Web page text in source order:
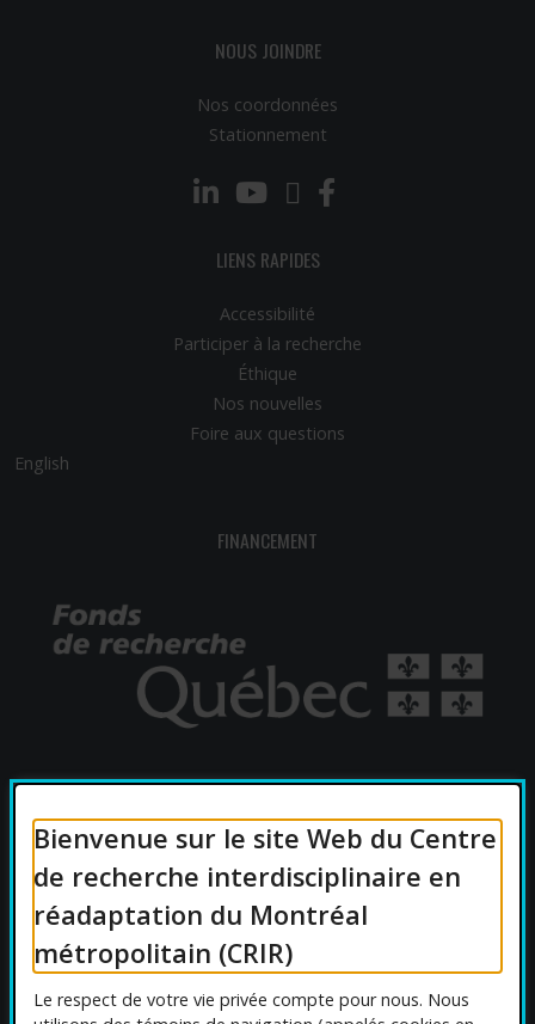
Bienvenue sur le site Web du Centre
de recherche interdisciplinaire en
réadaptation du Montréal
métropolitain (CRIR)
Le respect de votre vie privée compte pour nous. Nous
NOUS JOINDRE
Nos coordonnées
Stationnement
LinkedIn
YouTube
Twitter
LIENS RAPIDES
Accessibilité
Participer à la recherche
Éthique
Nos nouvelles
Foire aux questions
English
FINANCEMENT
AFFILIATIONS UNIVERSITAIRES